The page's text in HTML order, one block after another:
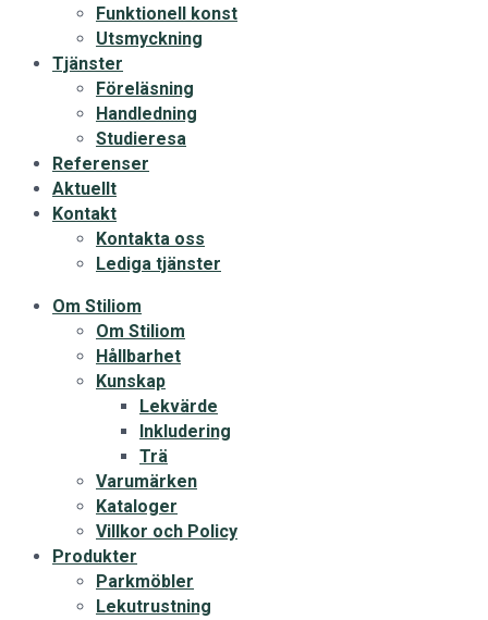
Funktionell konst
Utsmyckning
Tjänster
Föreläsning
Handledning
Studieresa
Referenser
Aktuellt
Kontakt
Kontakta oss
Lediga tjänster
Om Stiliom
Om Stiliom
Hållbarhet
Kunskap
Lekvärde
Inkludering
Trä
Varumärken
Kataloger
Villkor och Policy
Produkter
Parkmöbler
Lekutrustning